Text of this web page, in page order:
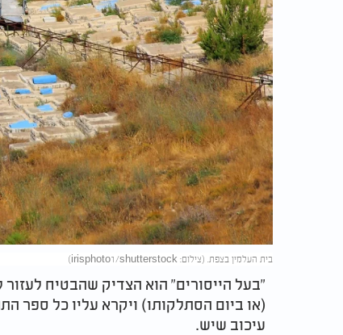
בית העלמין בצפת. (צילום: irisphoto1/shutterstock)
"בעל הייסורים" הוא הצדיק שהבטיח
(או ביום הסתלקותו) ויקרא עליו כל ספר
עיכוב שיש.